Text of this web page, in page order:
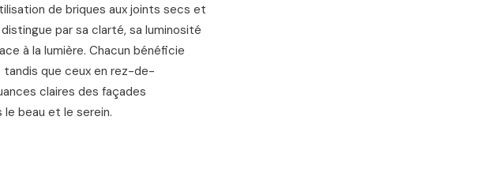
de briques aux joints secs et
par sa clarté, sa luminosité
à la lumière. Chacun bénéficie
tandis que ceux en rez-de-
claires des façades
beau et le serein.